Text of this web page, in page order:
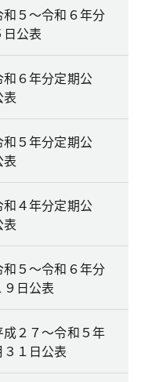
５～令和６年分
公表
６年分定期公
５年分定期公
４年分定期公
５～令和６年分
日公表
２７～令和５年
１日公表